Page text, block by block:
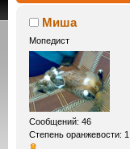
Миша
Мопедист
Сообщений: 46
Степень оранжевости: 1